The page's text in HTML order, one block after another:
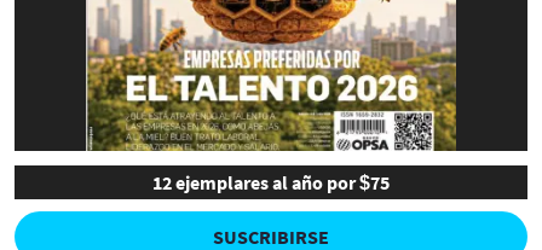
12 ejemplares al año por $75
SUSCRIBIRSE